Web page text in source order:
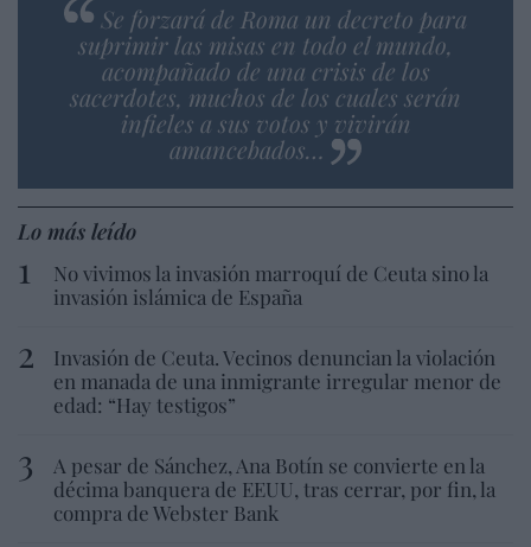
Se forzará de Roma un decreto para
suprimir las misas en todo el mundo,
acompañado de una crisis de los
sacerdotes, muchos de los cuales serán
infieles a sus votos y vivirán
amancebados…
Lo más leído
No vivimos la invasión marroquí de Ceuta sino la
invasión islámica de España
Invasión de Ceuta. Vecinos denuncian la violación
en manada de una inmigrante irregular menor de
edad: “Hay testigos”
A pesar de Sánchez, Ana Botín se convierte en la
décima banquera de EEUU, tras cerrar, por fin, la
compra de Webster Bank